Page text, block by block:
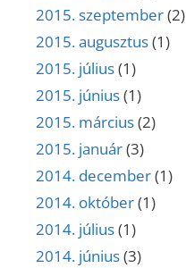
2015. szeptember(2)
2015. augusztus(1)
2015. július(1)
2015. június(1)
2015. március(2)
2015. január(3)
2014. december(1)
2014. október(1)
2014. július(1)
2014. június(3)